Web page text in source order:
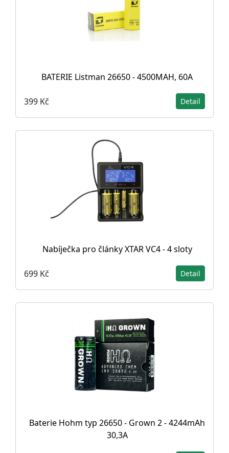
BATERIE Listman 26650 - 4500MAH, 60A
399 Kč Detail
Nabíječka pro články XTAR VC4 - 4 sloty
699 Kč Detail
Baterie Hohm typ 26650 - Grown 2 - 4244mAh
30,3A